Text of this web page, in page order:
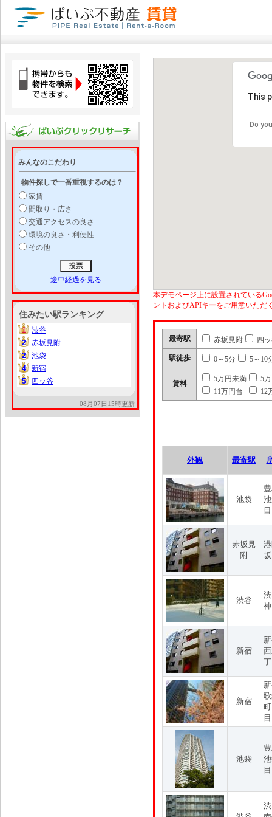
みんなのこだわり
物件探しで一番重視するのは？
家賃
間取り・広さ
交通アクセスの良さ
環境の良さ・利便性
その他
途中経過を見る
住みたい駅ランキング
1
1
渋谷
2
2
赤坂見附
2
2
池袋
4
4
新宿
5
5 四ッ谷
08月07日15時更新
This
Do
本デモページ上に設置されている
ントおよびAPIキーをご用意いただ
最寄駅 赤坂見附 四
駅徒歩 0～5分 5～10
賃料
5万円未満
5
11万円台
12
外観 最寄駅
池袋
赤坂見
附
渋谷
新宿
新宿
目
池袋
目